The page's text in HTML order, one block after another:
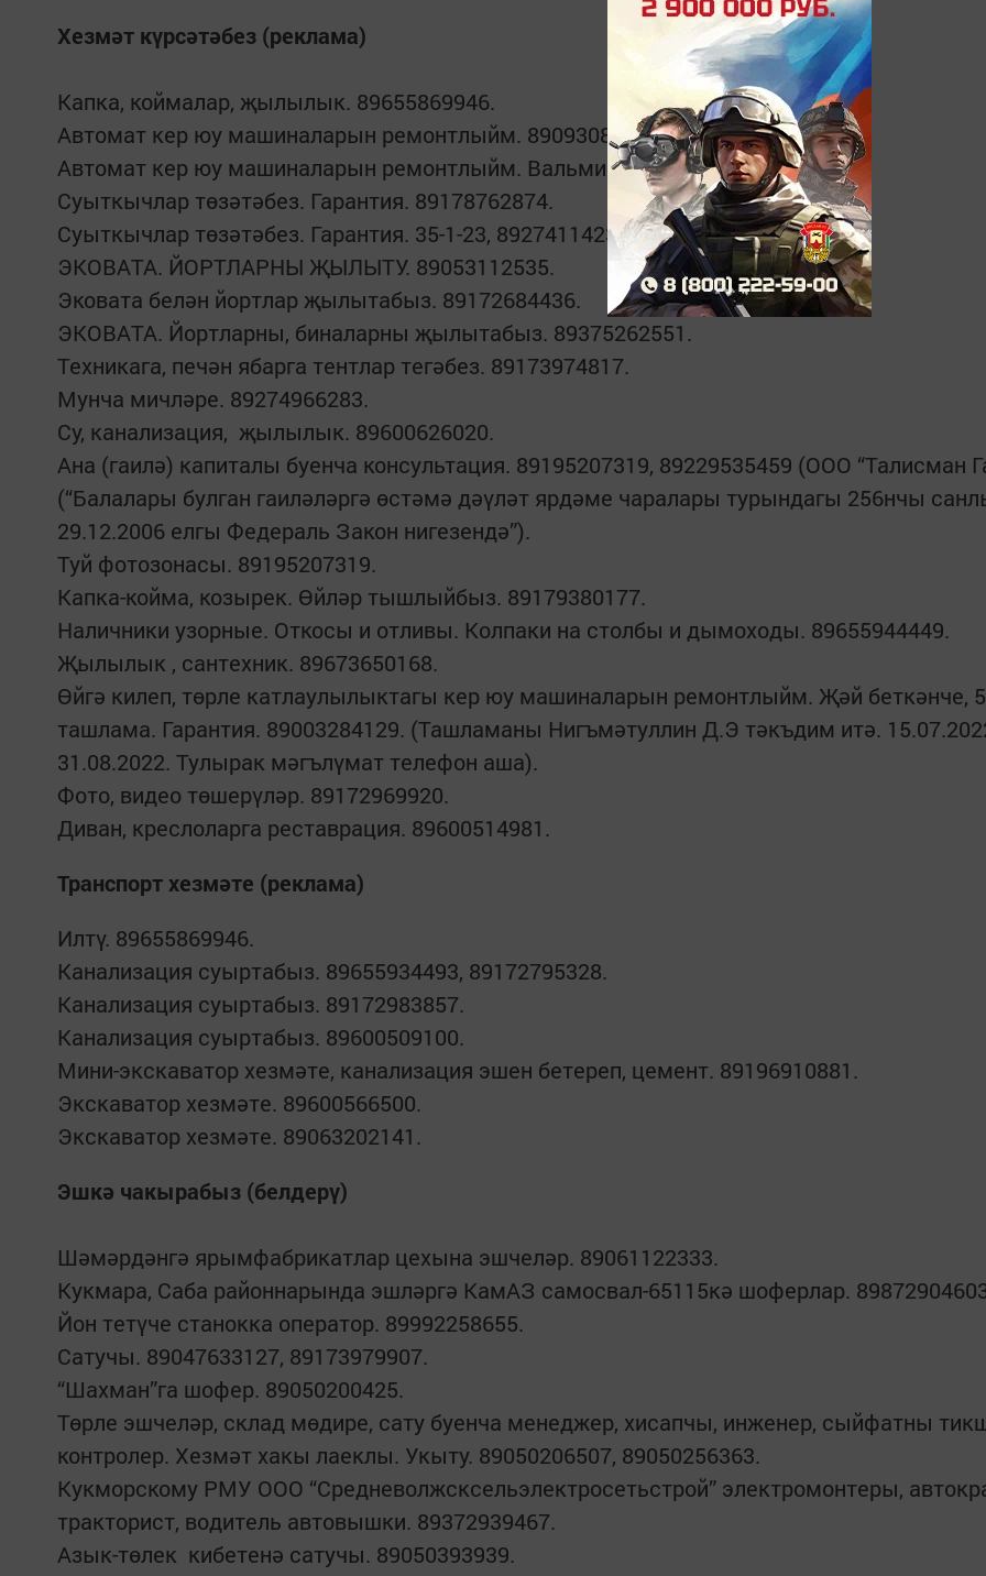
Хезмәт күрсәтәбез (реклама)
Капка, коймалар, җылылык. 89655869946.
Автомат кер юу машиналарын ремонтлыйм. 89093084391, 89083411569.
Автомат кер юу машиналарын ремонтлыйм. Вальмир. 89656026960.
Суыткычлар төзәтәбез. Гарантия. 89178762874.
Суыткычлар төзәтәбез. Гарантия. 35-1-23, 89274114232, 89872785025.
ЭКОВАТА. ЙОРТЛАРНЫ ҖЫЛЫТУ. 89053112535.
Эковата белән йортлар җылытабыз. 89172684436.
ЭКОВАТА. Йортларны, биналарны җылытабыз. 89375262551.
Техникага, печән ябарга тентлар тегәбез. 89173974817.
Мунча мичләре. 89274966283.
Су, канализация, җылылык. 89600626020.
Ана (гаилә) капиталы буенча консультация. 89195207319, 89229535459 (ООО “Талисман
(“Балалары булган гаиләләргә өстәмә дәүләт ярдәме чаралары турындагы 256нчы
29.12.2006 елгы Федераль Закон нигезендә”).
Туй фотозонасы. 89195207319.
Капка-койма, козырек. Өйләр тышлыйбыз. 89179380177.
Наличники узорные. Откосы и отливы. Колпаки на столбы и дымоходы. 89655944449.
Җылылык , сантехник. 89673650168.
Өйгә килеп, төрле катлаулылыктагы кер юу машиналарын ремонтлыйм. Җәй беткәнче,
ташлама. Гарантия. 89003284129. (Ташламаны Нигъмәтуллин Д.Э тәкъдим итә.
31.08.2022. Тулырак мәгълүмат телефон аша).
Фото, видео төшерүләр. 89172969920.
Диван, креслоларга реставрация. 89600514981.
Транспорт хезмәте (реклама)
Илтү. 89655869946.
Канализация суыртабыз. 89655934493, 89172795328.
Канализация суыртабыз. 89172983857.
Канализация суыртабыз. 89600509100.
Мини-экскаватор хезмәте, канализация эшен бетереп, цемент. 89196910881.
Экскаватор хезмәте. 89600566500.
Экскаватор хезмәте. 89063202141.
Эшкә чакырабыз (белдерү)
Шәмәрдәнгә ярымфабрикатлар цехына эшчеләр. 89061122333.
Кукмара, Саба районнарында эшләргә КамАЗ самосвал-65115кә шоферлар.
Йон тетүче станокка оператор. 89992258655.
Сатучы. 89047633127, 89173979907.
“Шахман”га шофер. 89050200425.
Төрле эшчеләр, склад мөдире, сату буенча менеджер, хисапчы, инженер, сыйфатны
контролер. Хезмәт хакы лаеклы. Укыту. 89050206507, 89050256363.
Кукморскому РМУ ООО “Средневолжсксельэлектросетьстрой” электромонтеры,
тракторист, водитель автовышки. 89372939467.
Азык-төлек кибетенә сатучы. 89050393939.